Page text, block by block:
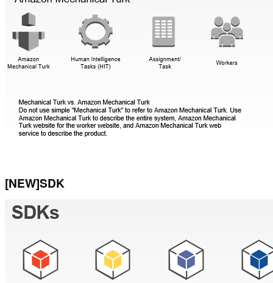
[NEW]SDK